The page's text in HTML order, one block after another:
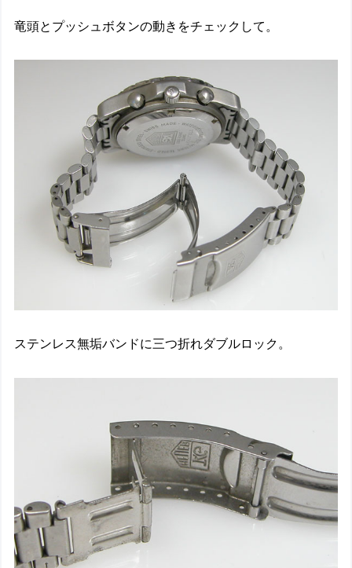
竜頭とプッシュボタンの動きをチェックして。
ステンレス無垢バンドに三つ折れダブルロック。